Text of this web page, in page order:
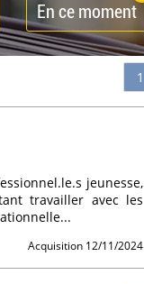
En ce moment
1
jeunesse,
travailler avec les
Acquisition 12/11/2024